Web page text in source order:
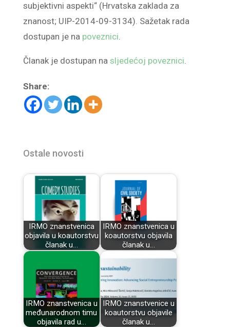
subjektivni aspekti“ (Hrvatska zaklada za
znanost; UIP-2014-09-3134). Sažetak rada
dostupan je na poveznici.
Članak je dostupan na sljedećoj poveznici.
Share:
Ostale novosti
IRMO znanstvenica
objavila u koautorstvu
članak u…
IRMO znanstvenica u
koautorstvu objavila
članak u…
IRMO znanstvenica u
međunarodnom timu
objavila rad u…
IRMO znanstvenice u
koautorstvu objavile
članak u…